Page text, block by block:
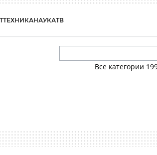
ТЕХНИКАНАУКАТВ
Все категории